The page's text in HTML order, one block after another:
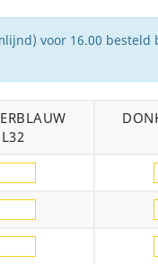
voor 16.00
L32